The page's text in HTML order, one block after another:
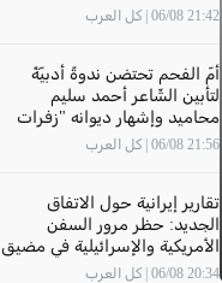
21:42 06/08 | كل العرب
أمّ الفحم تحتضن ندوةً أدبيّةً
لتأبين الشّاعر أحمد سليم
محاميد وإشهار ديوانه "زفرات
مهموم"
21:56 06/08 | كل العرب
تقارير إيرانية حول الاتفاق
الجديد: حظر مرور السفن
الأمريكية والإسرائيلية في مضيق
هرمز
20:34 06/08 | كل العرب